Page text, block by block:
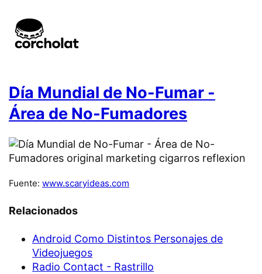
Día Mundial de No-Fumar -
Área de No-Fumadores
Fuente: www.scaryideas.com
Relacionados
Android Como Distintos Personajes de
Videojuegos
Radio Contact - Rastrillo